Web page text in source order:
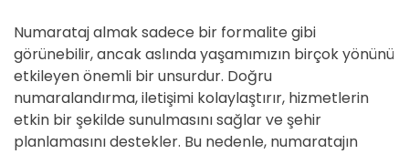
Numarataj almak sadece bir formalite gibi
görünebilir, ancak aslında yaşamımızın birçok yönünü
etkileyen önemli bir unsurdur. Doğru
numaralandırma, iletişimi kolaylaştırır, hizmetlerin
etkin bir şekilde sunulmasını sağlar ve şehir
planlamasını destekler. Bu nedenle, numaratajın